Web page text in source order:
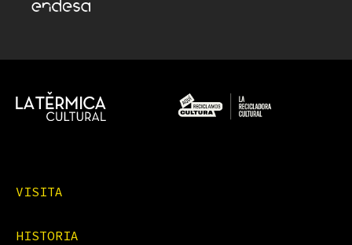
VISITA
HISTORIA